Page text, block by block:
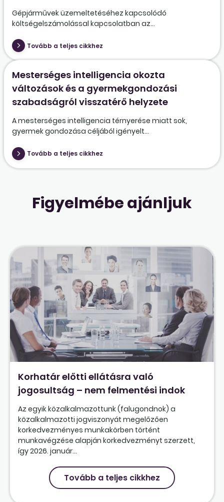
Gépjárművek üzemeltetéséhez kapcsolódó
költségelszámolással kapcsolatban az...
Tovább a teljes cikkhez
Mesterséges intelligencia okozta
változások és a gyermekgondozási
szabadságról visszatérő helyzete
A mesterséges intelligencia térnyerése miatt sok,
gyermek gondozása céljából igényelt...
Tovább a teljes cikkhez
Figyelmébe ajánljuk
Korhatár előtti ellátásra való
jogosultság – nem felmentési indok
Az egyik közalkalmazottunk (falugondnok) a
közalkalmazotti jogviszonyát megelőzően
korkedvezményes munkakörben történt
munkavégzése alapján korkedvezményt szerzett,
így 2026. január...
Tovább a teljes cikkhez